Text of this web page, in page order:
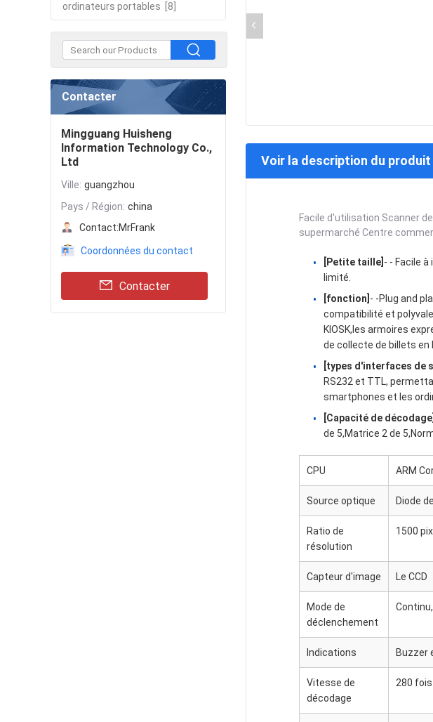
ordinateurs portables [8]
Contacter
Mingguang Huisheng
Information Technology Co.,
Ltd
Ville: guangzhou
Pays / Région: china
Contact:MrFrank
Coordonnées du contact
Contacter
Voir la description du produit
Facile d'utilisation Scanner
supermarché Centre
[Petite taille] - - Facile
limité.
[fonction] - -Plug and
compatibilité et
KIOSK,les armoires
de collecte de billets
[types d'interfaces de
RS232 et TTL,
smartphones et les
[Capacité de décodage]
de 5,Matrice 2 de
CPU ARM
Source optique Diode
Ratio de
résolution
1500
Capteur d'image Le CCD
Mode de
déclenchement
Indications Buzzer
Vitesse de
décodage
280